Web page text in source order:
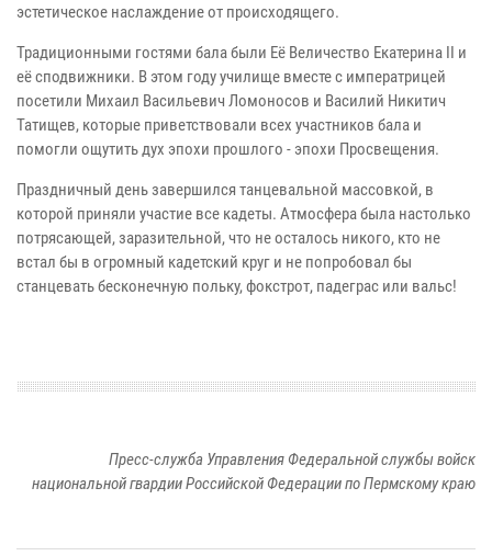
эстетическое наслаждение от происходящего.
Традиционными гостями бала были Её Величество Екатерина II и
её сподвижники. В этом году училище вместе с императрицей
посетили Михаил Васильевич Ломоносов и Василий Никитич
Татищев, которые приветствовали всех участников бала и
помогли ощутить дух эпохи прошлого - эпохи Просвещения.
Праздничный день завершился танцевальной массовкой, в
которой приняли участие все кадеты. Атмосфера была настолько
потрясающей, заразительной, что не осталось никого, кто не
встал бы в огромный кадетский круг и не попробовал бы
станцевать бесконечную польку, фокстрот, падеграс или вальс!
Пресс-служба Управления Федеральной службы войск
национальной гвардии Российской Федерации по Пермскому краю